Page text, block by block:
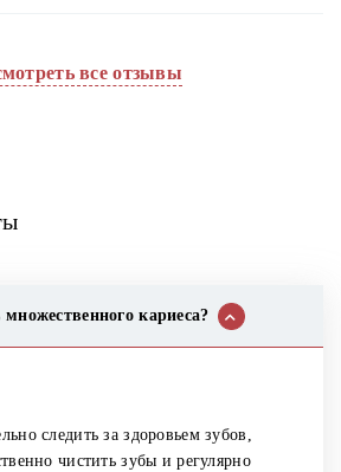
все отзывы
кариеса?
следить за здоровьем зубов,
чистить зубы и регулярно